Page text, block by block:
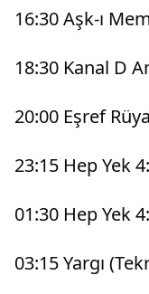
16:30 Aşk-ı
18:30 Kanal D
20:00 Eşref
23:15 Hep Yek
01:30 Hep Yek
03:15 Yargı